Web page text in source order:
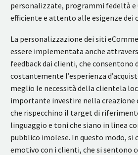
personalizzate, programmi fedeltà e
efficiente e attento alle esigenze dei
La personalizzazione dei siti
essere implementata anche
feedback dai clienti, che consentono
costantemente l’esperienza
meglio le necessità della clientela
importante investire nella creazione
che rispecchino il target di
linguaggio e toni che siano in linea
pubblico imolese. In questo modo, si
emotivo con i clienti, che si sentono